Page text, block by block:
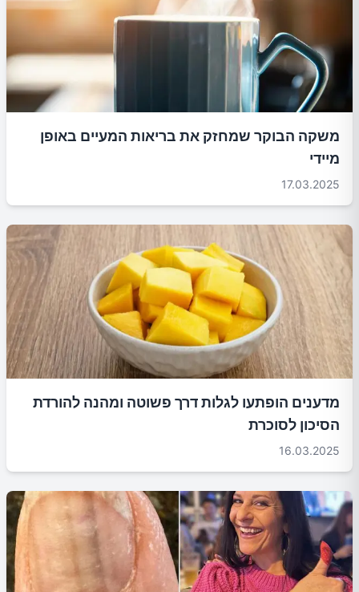
משקה הבוקר שמחזק את בריאות המעיים באופן
מיידי
17.03.2025
מדענים הופתעו לגלות דרך פשוטה ומהנה להורדת
הסיכון לסוכרת
16.03.2025